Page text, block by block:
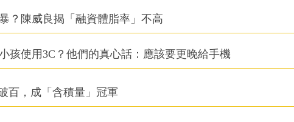
？陳威良揭「融資體脂率」不高
孩使用3C？他們的真心話：應該要更晚給手機
百，成「含積量」冠軍